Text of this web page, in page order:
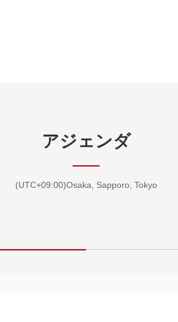
アジェンダ
(UTC+09:00)Osaka, Sapporo, Tokyo